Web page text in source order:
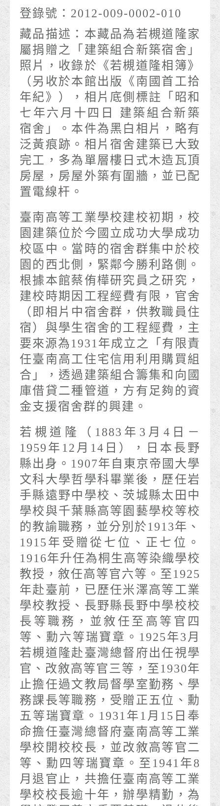
登錄號： 2012-009-0002-010
藏品描述： 本藏品為若槻道隆家
屬捐贈之「建築組合新築宿舍」
照片，收錄於《若槻道隆相簿》
（另收於本館出版《南國首工拾
年紀》），相片底側標註「昭和
七年六月十四日 建築組合新築
宿舍」。本件為黑白相片，略有
泛黃痕跡。相片宿舍建築已大致
完工，多為單層樓日式木造瓦頂
房屋，房屋外築有圍牆，並已配
置電線杆。
臺南高等工業學校建校初期，校
園建築位於今國立成功大學成功
校區中。當時的宿舍群集中於校
園的西北側，緊鄰今勝利路側。
根據本館蔡侑樺研究員之研究，
建校時期因工程經費有限，官舍
（即相片中宿舍群，供教職員住
宿）與學生宿舍的工程經費，主
要來源為1931年成立之「有限責
任臺南高工住宅信用利用購買組
合」，透過建築組合籌集和向國
庫借貸二種管道，方有足夠的資
金支援宿舍群的興建。
若槻道隆（1883年3月4日－
1959年12月14日），日本長野
縣出身。1907年自東京帝國大學
文科大學哲學科畢業後，歷任岩
手縣遠野中學校、茨城縣太田中
學校與千葉縣高等園藝學校等校
的教諭職務，並分別於1913年、
1915年受贈從七位、正七位。
1916年升任為桐生高等染織學校
教授，敘任高等官六等。至1925
年赴臺前，已歷任米澤高等工業
學校教授、長野縣長野中學校校
長等職務，並敘任至高等官四
等、勳六等瑞寶章。1925年3月
若槻道隆赴臺灣總督府出任視學
官、改敘高等官三等，至1930年
止擔任過文教局督學室勤務、學
務課長等職務，受贈正五位、勳
五等瑞寶章。1931年1月15日奉
命擔任臺灣總督府臺南高等工業
學校開校校長，並改敘高等官二
等、勳四等瑞寶章。至1941年8
月退官止，共擔任臺南高等工業
學校校長逾十年，辦學精勤，為